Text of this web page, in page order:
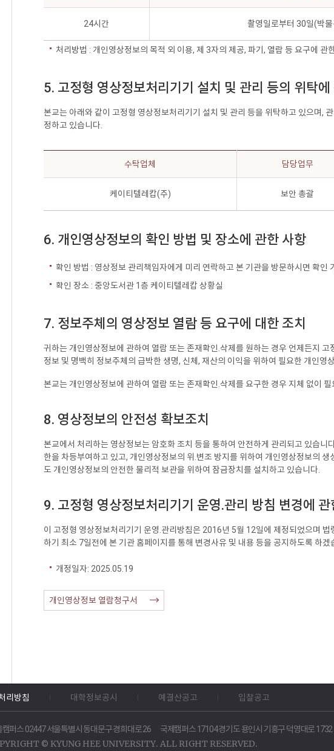
24시간 촬영일로부터 30일(박
처리방법 : 개인영상정보의 목적 외 이용, 제 3자의 제공, 파기, 열람 등 요구에
5. 고정형 영상정보처리기기 설치 및 관리 등의 위탁
본교는 아래와 같이 고정형 영상정보처리기기 설치 및 관리 등을 위탁하고 있으며,
정하고 있습니다.
수탁업체 담당업무
케이티텔레캅(주) 보안 총괄
6. 개인영상정보의 확인 방법 및 장소에 관한 사항
확인 방법 : 영상정보 관리책임자에게 미리 연락하고 본 기관을 방문하시면 확인
확인 장소 : 중앙도서관 1층 케이티텔레캅 상황실
7. 정보주체의 영상정보 열람 등 요구에 대한 조치
귀하는 개인영상정보에 관하여 열람 또는 존재확인.삭제를 원하는 경우 언제든지
정보 및 명백히 정보주체의 급박한 생명, 신체, 재산의 이익을 위하여 필요한 개인영
본교는 개인영상정보에 관하여 열람 또는 존재확인.삭제를 요구한 경우 지체 없이
8. 영상정보의 안전성 확보조치
본교에서 처리하는 영상정보는 암호화 조치 등을 통하여 안전하게 관리되고 있습
한을 차등부여하고 있고, 개인영상정보의 위.변조 방지를 위하여 개인영상정보의
도 개인영상정보의 안전한 물리적 보관을 위하여 잠금장치를 설치하고 있습니다.
9. 고정형 영상정보처리기기 운영.관리 방침 변경에 관
이 고정형 영상정보처리기기 운영.관리방침은 2016년 5월 12일에 제정되었으며
하기 최소 7일전에 본 기관 홈페이지를 통해 변경사유 및 내용 등을 공지하도록 하겠
개정일자: 2025.05.19
개인영상정보 열람청구서
리방침 대학정보공시 예결산공고 입찰공고
캠퍼스 02447 서울특별시 동대문구 경희대로 26 국제캠퍼스 17104 경기도 용인시 기흥구 덕영대로 1732
© KYUNG HEE UNIVERSITY. ALL RIGHT RESERVED.